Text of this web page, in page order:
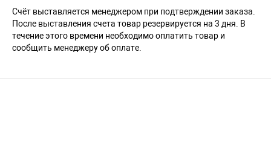
Счёт выставляется менеджером при подтверждении заказа.
После выставления счета товар резервируется на 3 дня. В
течение этого времени необходимо оплатить товар и
сообщить менеджеру об оплате.